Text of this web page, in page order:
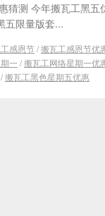
猜测 今年搬瓦工黑
五限量版套...
感恩节 /搬瓦工感恩节优
一/搬瓦工网络星期一优
/搬瓦工黑色星期五优惠